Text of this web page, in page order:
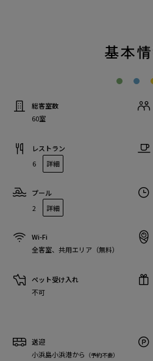
基本
総客室数
60室
レストラン
6
詳細
プール
2
詳細
Wi-Fi
全客室、共用エリア（無料）
ペット受け入れ
不可
送迎
小浜島小浜港から （予約不要）